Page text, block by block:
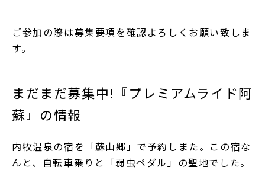
ご参加の際は募集要項を確認よろしくお願い致しま
す。
まだまだ募集中!『プレミアムライド阿
蘇』の情報
内牧温泉の宿を「蘇山郷」で予約しまた。この宿な
んと、自転車乗りと「弱虫ペダル」の聖地でした。